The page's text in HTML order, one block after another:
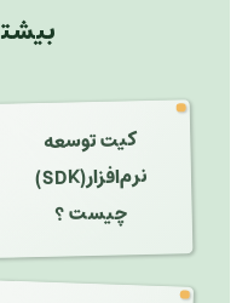
کیت توسعه
نرم‌افزار(SDK)
چیست ؟